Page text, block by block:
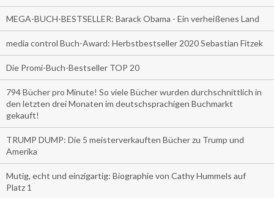
MEGA-BUCH-BESTSELLER: Barack Obama - Ein verheißenes Land
media control Buch-Award: Herbstbestseller 2020 Sebastian Fitzek
Die Promi-Buch-Bestseller TOP 20
794 Bücher pro Minute! So viele Bücher wurden durchschnittlich in
den letzten drei Monaten im deutschsprachigen Buchmarkt
gekauft!
TRUMP DUMP: Die 5 meisterverkauften Bücher zu Trump und
Amerika
Mutig, echt und einzigartig: Biographie von Cathy Hummels auf
Platz 1